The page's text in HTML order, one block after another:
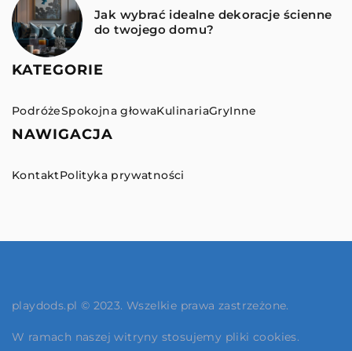
Jak wybrać idealne dekoracje ścienne
do twojego domu?
KATEGORIE
PodróżeSpokojna głowaKulinariaGryInne
NAWIGACJA
KontaktPolityka prywatności
playdods.pl © 2023. Wszelkie prawa zastrzeżone.
W ramach naszej witryny stosujemy pliki cookies.